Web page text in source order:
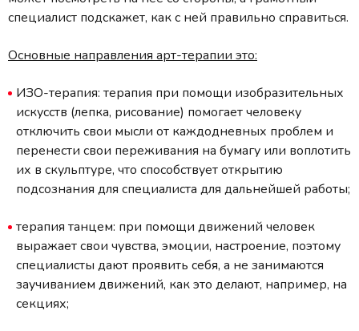
специалист подскажет, как с ней правильно справиться.
Основные направления арт-терапии это:
ИЗО-терапия: терапия при помощи изобразительных
искусств (лепка, рисование) помогает человеку
отключить свои мысли от каждодневных проблем и
перенести свои переживания на бумагу или воплотить
их в скульптуре, что способствует открытию
подсознания для специалиста для дальнейшей работы;
терапия танцем: при помощи движений человек
выражает свои чувства, эмоции, настроение, поэтому
специалисты дают проявить себя, а не занимаются
заучиванием движений, как это делают, например, на
секциях;